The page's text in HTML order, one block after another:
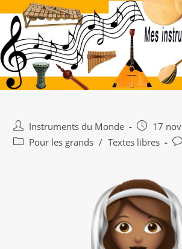
content
Auteur/autrice
de
Instruments du Monde
Publication
publiée :
17
PostPour les grands / Textes libres